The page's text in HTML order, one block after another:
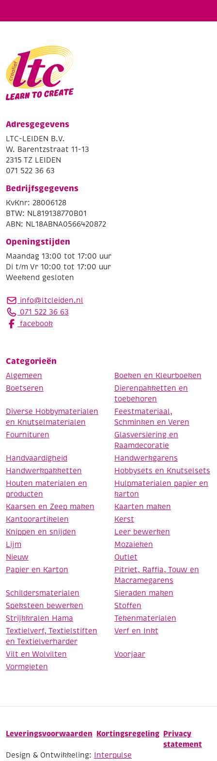
Adresgegevens
LTC-LEIDEN B.V.
W. Barentzstraat 11-13
2315 TZ LEIDEN
071 522 36 63
Bedrijfsgegevens
KvKnr: 28006128
BTW: NL819138770B01
ABN: NL18ABNA0566420872
Openingstijden
Maandag 13:00 tot 17:00 uur
Di t/m Vr 10:00 tot 17:00 uur
Weekend gesloten
info@ltcleiden.nl
071 522 36 63
facebook
Categorieën
Algemeen
Boeken en Kleurboeken
Boetseren
Dierenpakketten en
toebehoren
Diverse Hobbymaterialen
en Knutselmaterialen
Feestmateriaal,
Schminken en Veren
Fournituren
Glasversiering en
Raamdecoratie
Handvaardigheid
Handwerkgarens
Handwerkpakketten
Hobbysets en Knutselsets
Houten materialen en
producten
Hulpmaterialen papier en
karton
Kaarsen en Zeep maken
Kaarten maken
Kantoorartikelen
Kerst
Knippen en snijden
Leer bewerken
Lijm
Mozaieken
Nieuw
Outlet
Papier en Karton
Pitriet, Raffia, Touw en
Macramegarens
Schildersmaterialen
Sieraden maken
Speksteen bewerken
Stoffen
Strijkkralen Hama
Tekenmaterialen
Textielverf, Textielstiften
en Textielverharder
Verf en Inkt
Vilt en Wolvilten
Voorjaar
Vormgieten
Leveringsvoorwaarden Kortingsregeling Privacy
statement
Design & Ontwikkeling: Interpulse